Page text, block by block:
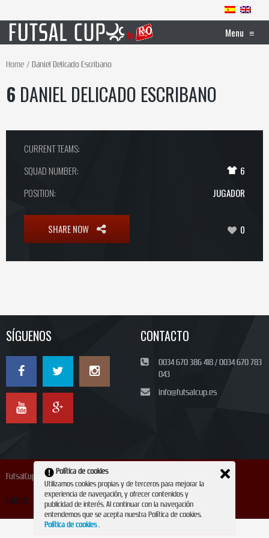
Menu ≡
Home Daniel Delicado Escribano
6 DANIEL DELICADO ESCRIBANO
CURRENT TEAMS:
SQUAD NUMBER:
6
POSITION:
JUGADOR
SHARE NOW 0
SÍGUENOS CONTACTO
0034 670 386 418 / 0034 670 783
043
info@futsalcup.es
FutsalCup 2024
INICIO INSCRIPCIÓN CONTACTO REVISTA
Política de cookies
Utilizamos cookies propias y de terceros para mejorar la
experiencia de navegación, y ofrecer contenidos y
publicidad de interés. Al continuar con la navegación
entendemos que se acepta nuestra Política de cookies.
Política de cookies.